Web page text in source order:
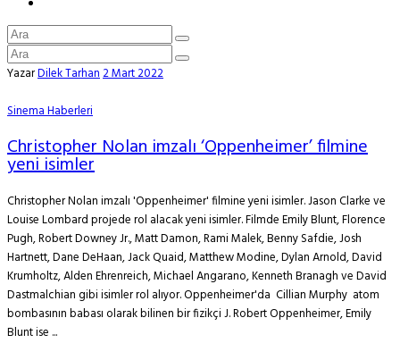
YazarDilek Tarhan2 Mart 2022
Sinema Haberleri
Christopher Nolan imzalı ‘Oppenheimer’ filmine
yeni isimler
Christopher Nolan imzalı 'Oppenheimer' filmine yeni isimler. Jason Clarke ve
Louise Lombard projede rol alacak yeni isimler. Filmde Emily Blunt, Florence
Pugh, Robert Downey Jr., Matt Damon, Rami Malek, Benny Safdie, Josh
Hartnett, Dane DeHaan, Jack Quaid, Matthew Modine, Dylan Arnold, David
Krumholtz, Alden Ehrenreich, Michael Angarano, Kenneth Branagh ve David
Dastmalchian gibi isimler rol alıyor. Oppenheimer'da Cillian Murphy atom
bombasının babası olarak bilinen bir fizikçi J. Robert Oppenheimer, Emily
Blunt ise ...